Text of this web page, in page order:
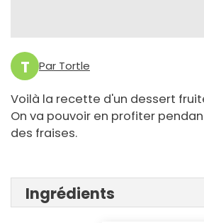
T Par Tortle
Voilà la recette d'un dessert
On va pouvoir en profiter
des fraises.
Ingrédients